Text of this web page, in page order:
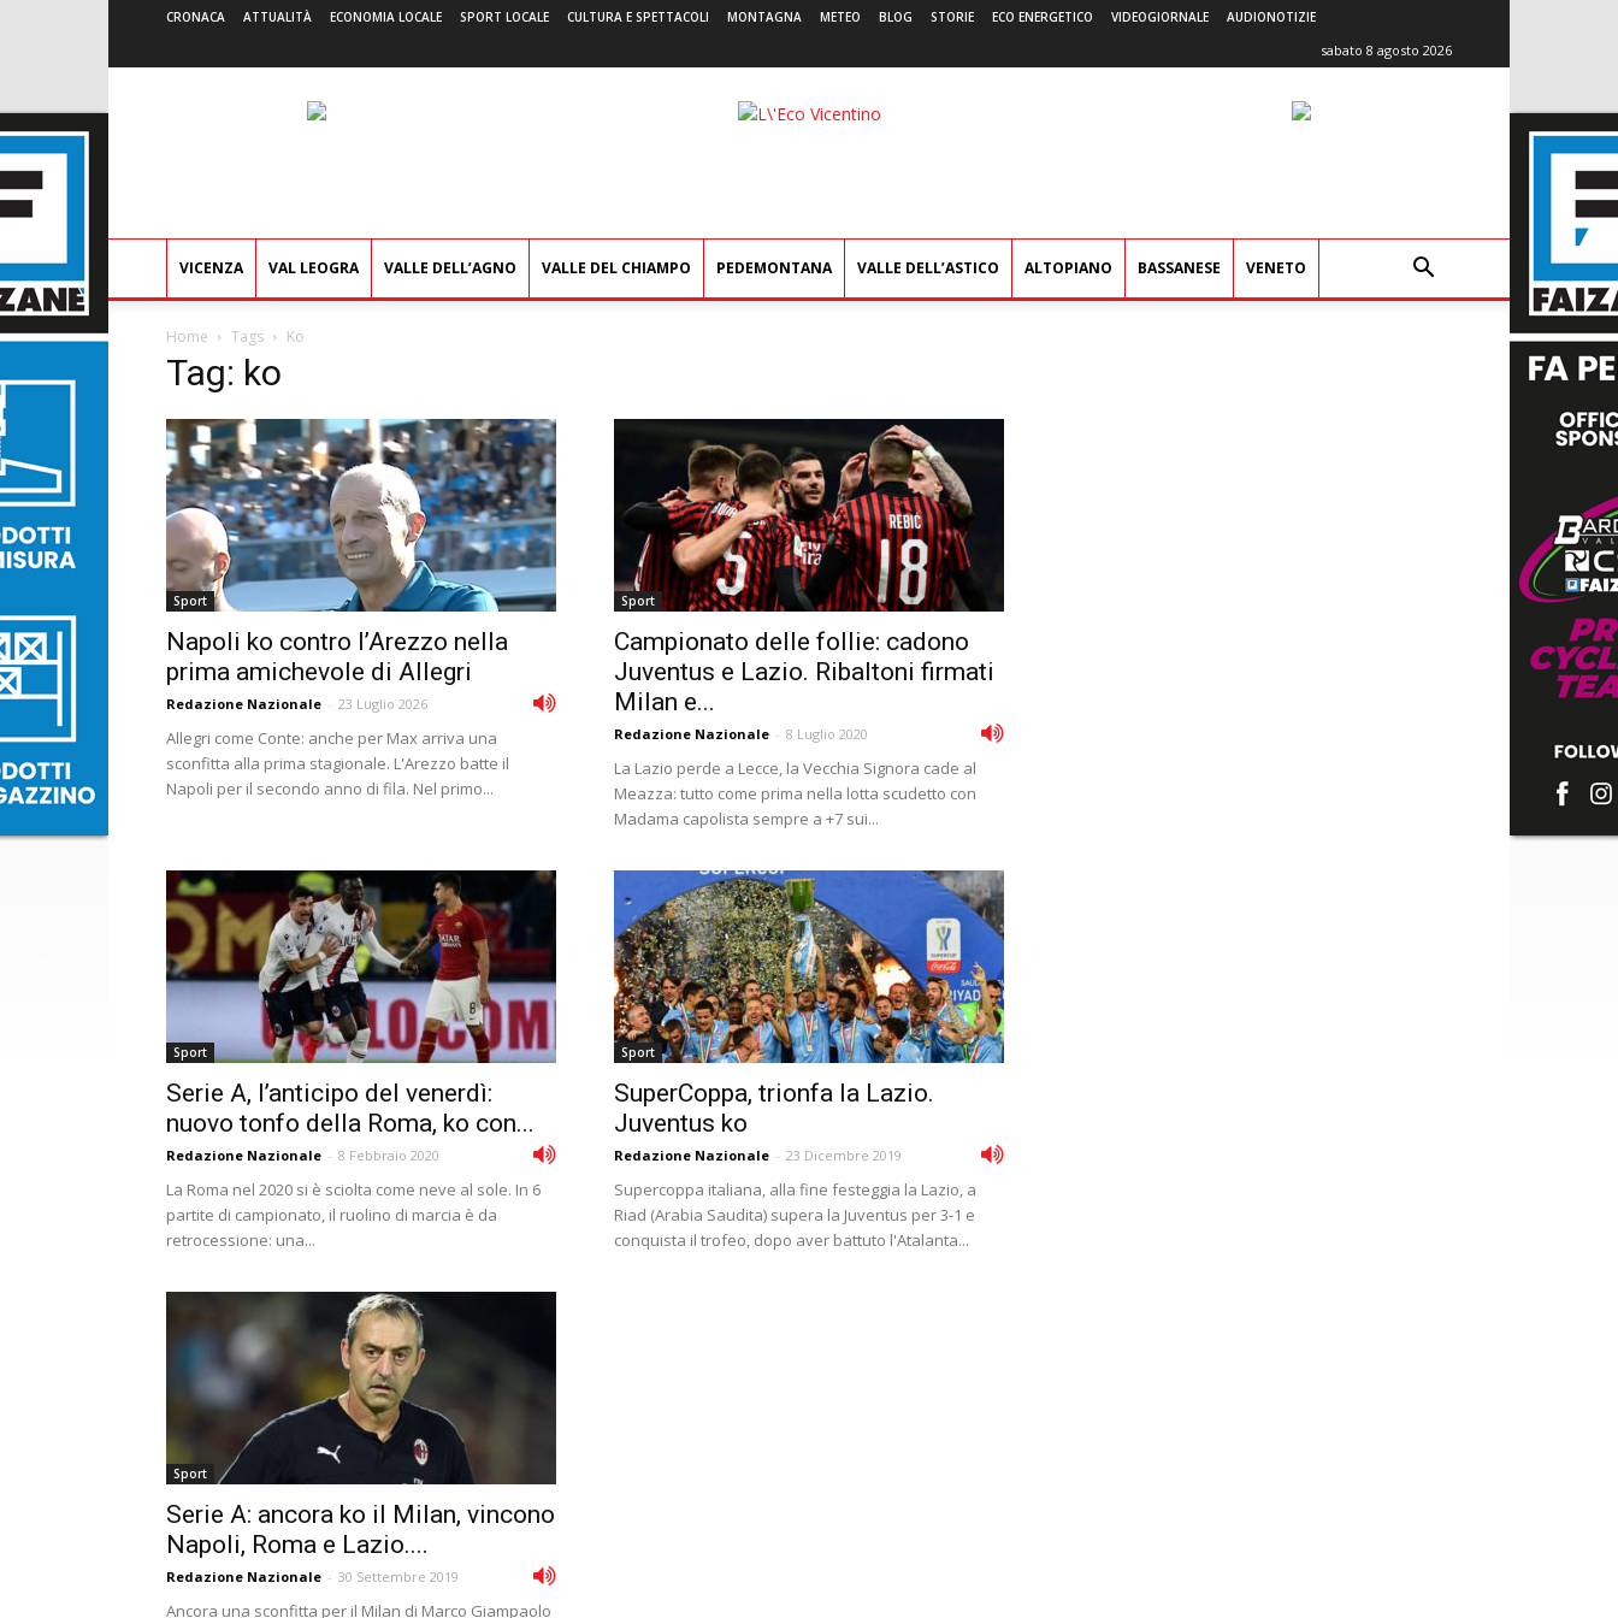
CRONACA ATTUALITÀ ECONOMIA LOCALE SPORT LOCALE CULTURA E SPETTACOLI MONTAGNA METEO BLOG STORIE ECO ENERGETICO VIDEOGIORNALE AUDIONOTIZIE
sabato 8 agosto 2026
L'Eco
VICENZA VAL LEOGRA VALLE DELL’AGNO VALLE DEL CHIAMPO PEDEMONTANA VALLE DELL’ASTICO ALTOPIANO BASSANESE VENETO
Home Tags Ko
Tag: ko
Sport
Napoli ko contro l’Arezzo nella
prima amichevole di Allegri
Redazione Nazionale - 23 Luglio 2026
Allegri come Conte: anche per Max arriva una
sconfitta alla prima stagionale. L'Arezzo batte il
Napoli per il secondo anno di fila. Nel primo...
Sport
Campionato delle follie: cadono
Juventus e Lazio. Ribaltoni firmati
Milan e...
Redazione Nazionale - 8 Luglio 2020
La Lazio perde a Lecce, la Vecchia Signora cade al
Meazza: tutto come prima nella lotta scudetto con
Madama capolista sempre a +7 sui...
Sport
Serie A, l’anticipo del venerdì:
nuovo tonfo della Roma, ko con...
Redazione Nazionale - 8 Febbraio 2020
La Roma nel 2020 si è sciolta come neve al sole. In 6
partite di campionato, il ruolino di marcia è da
retrocessione: una...
Sport
SuperCoppa, trionfa la Lazio.
Juventus ko
Redazione Nazionale - 23 Dicembre 2019
Supercoppa italiana, alla fine festeggia la Lazio, a
Riad (Arabia Saudita) supera la Juventus per 3-1 e
conquista il trofeo, dopo aver battuto l'Atalanta...
Sport
Serie A: ancora ko il Milan, vincono
Napoli, Roma e Lazio....
Redazione Nazionale - 30 Settembre 2019
Ancora una sconfitta per il Milan di Marco Giampaolo